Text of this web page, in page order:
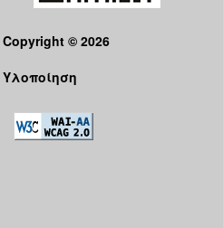
Copyright © 2026
Υλοποίηση